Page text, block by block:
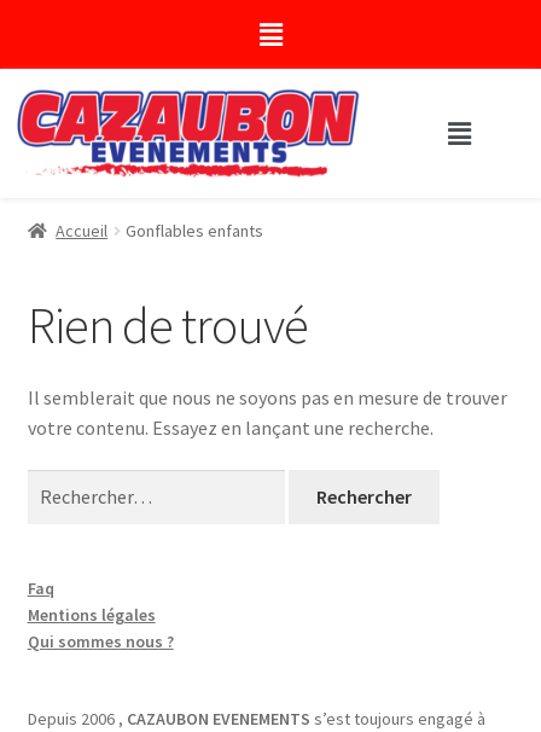
Accueil Gonflables enfants
Rien de trouvé
Il semblerait que nous ne soyons pas en mesure de trouver
votre contenu. Essayez en lançant une recherche.
Faq
Mentions légales
Qui sommes nous ?
Depuis 2006 , CAZAUBON EVENEMENTS s’est toujours engagé à